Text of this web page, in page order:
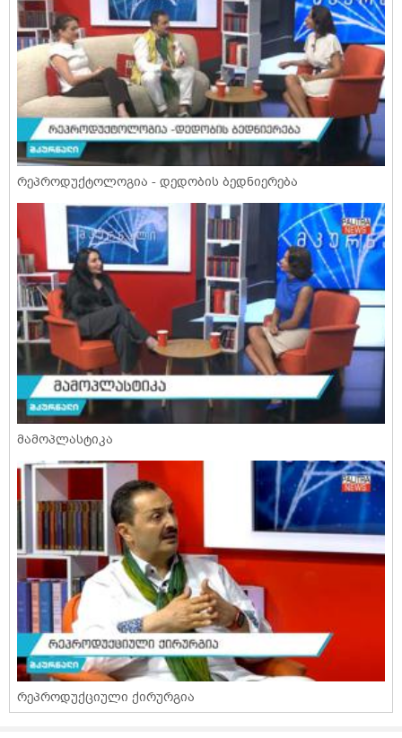
რეპროდუქტოლოგია - დედობის ბედნიერება
მამოპლასტიკა
რეპროდუქციული ქირურგია